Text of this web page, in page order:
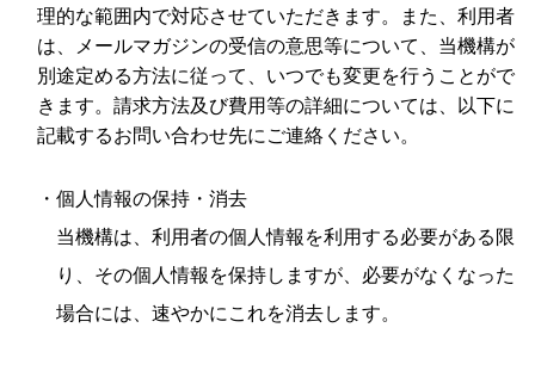
理的な範囲内で対応させていただきます。また、利用者
は、メールマガジンの受信の意思等について、当機構が
別途定める方法に従って、いつでも変更を行うことがで
きます。請求方法及び費用等の詳細については、以下に
記載するお問い合わせ先にご連絡ください。
・個人情報の保持・消去
当機構は、利用者の個人情報を利用する必要がある限
り、その個人情報を保持しますが、必要がなくなった
場合には、速やかにこれを消去します。